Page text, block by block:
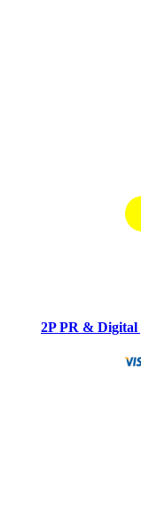
2P PR & Digital